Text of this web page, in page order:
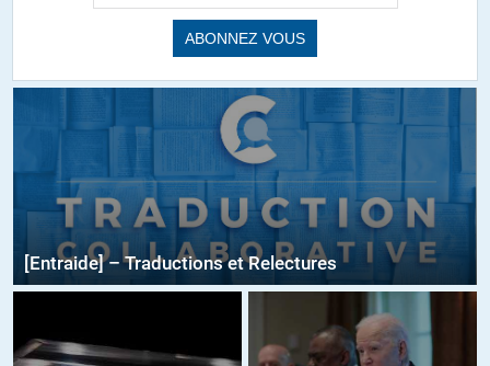
[Entraide] – Traductions et Relectures